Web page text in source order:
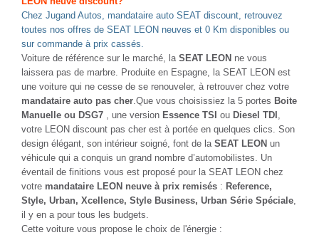
Chez Jugand Autos, mandataire auto SEAT discount, retrouvez
toutes nos offres de SEAT LEON neuves et 0 Km disponibles ou
sur commande à prix cassés.
Voiture de référence sur le marché, la SEAT LEON ne vous
laissera pas de marbre. Produite en Espagne, la SEAT LEON est
une voiture qui ne cesse de se renouveler, à retrouver chez votre
mandataire auto pas cher .Que vous choisissiez la 5 portes Boite
Manuelle ou DSG7 , une version Essence TSI ou Diesel TDI
votre LEON discount pas cher est à portée en quelques clics. Son
design élégant, son intérieur soigné, font de la SEAT LEON un
véhicule qui a conquis un grand nombre d’automobilistes. Un
éventail de finitions vous est proposé pour la SEAT LEON chez
votre mandataire LEON neuve à prix remisés : Reference,
Style, Urban, Xcellence, Style Business, Urban Série Spéciale
il y en a pour tous les budgets.
Cette voiture vous propose le choix de l'énergie :